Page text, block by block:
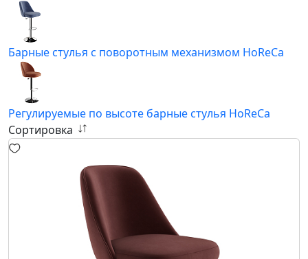
Барные стулья с поворотным механизмом HoReCa
Регулируемые по высоте барные стулья HoReCa
Сортировка